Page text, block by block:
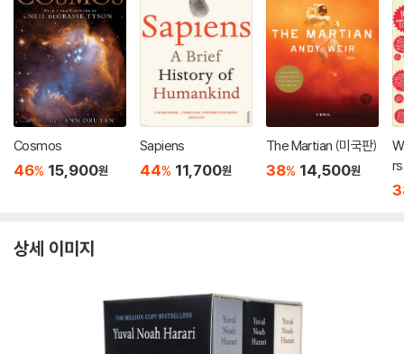
Cosmos
46% 15,900원
Sapiens
44% 11,700원
The Martian (미국판)
38% 14,500원
s
상세 이미지